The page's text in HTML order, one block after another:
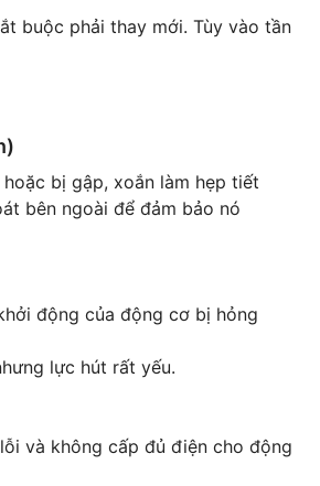
buộc phải thay mới. Tùy vào tần
bị gập, xoắn làm hẹp tiết
bên ngoài để đảm bảo nó
động của động cơ bị hỏng
lực hút rất yếu.
và không cấp đủ điện cho động